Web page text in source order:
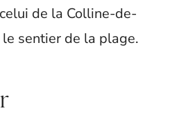
de la Colline-de-
sentier de la plage.